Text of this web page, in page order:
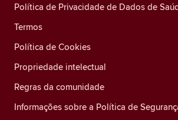
Política de Privacidade de Dados de
Termos
Política de Cookies
Propriedade intelectual
Regras da comunidade
Informações sobre a Política de